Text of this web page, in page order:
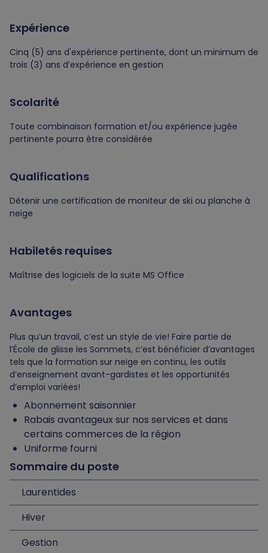
Expérience
Cinq (5) ans d'expérience pertinente, dont un minimum de
trois (3) ans d’expérience en gestion
Scolarité
Toute combinaison formation et/ou expérience jugée
pertinente pourra être considérée
Qualifications
Détenir une certification de moniteur de ski ou planche à
neige
Habiletés requises
Maîtrise des logiciels de la suite MS Office
Avantages
Plus qu’un travail, c’est un style de vie! Faire partie de
l’École de glisse les Sommets, c’est bénéficier d’avantages
tels que la formation sur neige en continu, les outils
d’enseignement avant-gardistes et les opportunités
d’emploi variées!
Abonnement saisonnier
Rabais avantageux sur nos services et dans
certains commerces de la région
Uniforme fourni
Sommaire du poste
Laurentides
Hiver
Gestion